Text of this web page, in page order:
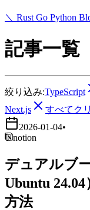
＼ Rust Go Python
記事一覧
絞り込み:TypeScript
Next.js
すべてク
2026-01-04•
notion
デュアルブ
Ubuntu
方法